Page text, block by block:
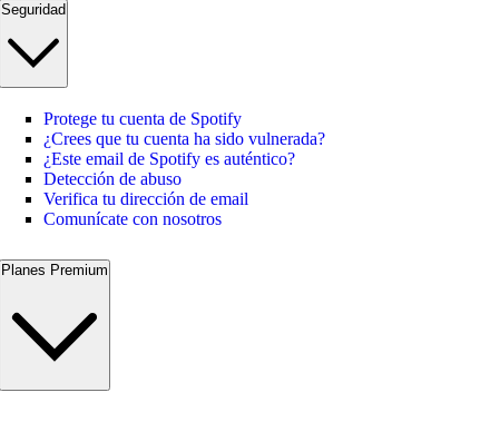
Seguridad
Protege tu cuenta de Spotify
¿Crees que tu cuenta ha sido vulnerada?
¿Este email de Spotify es auténtico?
Detección de abuso
Verifica tu dirección de email
Comunícate con nosotros
Planes Premium